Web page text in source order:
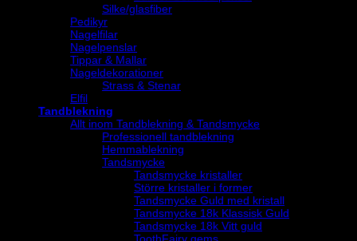
Silke/glasfiber
Pedikyr
Nagelfilar
Nagelpenslar
Tippar & Mallar
Nageldekorationer
Strass & Stenar
Elfil
Tandblekning
Allt inom Tandblekning & Tandsmycke
Professionell tandblekning
Hemmablekning
Tandsmycke
Tandsmycke kristaller
Större kristaller i former
Tandsmycke Guld med kristall
Tandsmycke 18k Klassisk Guld
Tandsmycke 18k Vitt guld